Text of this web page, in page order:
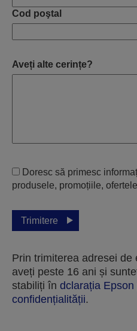
Cod poştal
Aveți alte cerințe?
Doresc să primesc
produsele, promoțiile,
Trimitere
Prin trimiterea adresei de
aveți peste 16 ani și
stabiliți în dclarația
confidențialității.